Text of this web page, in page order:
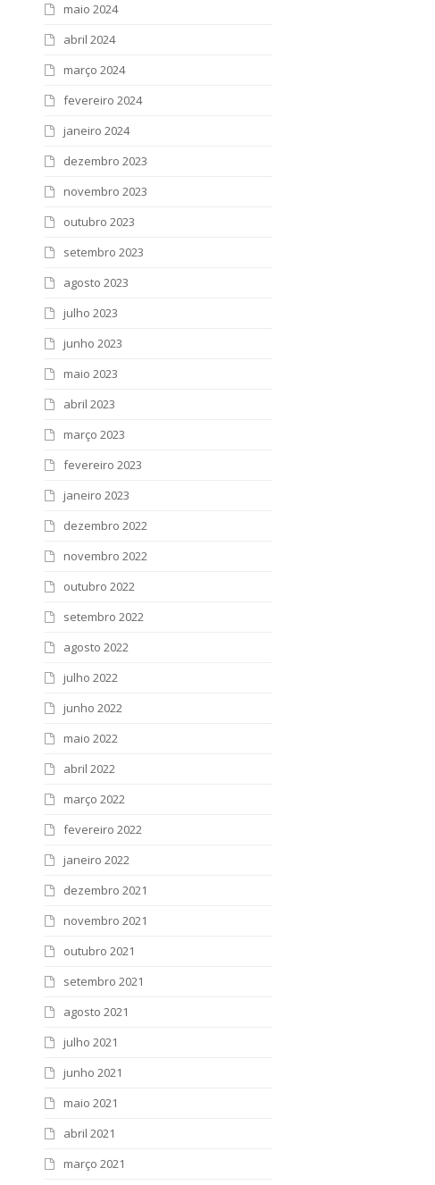
maio 2024
abril 2024
março 2024
fevereiro 2024
janeiro 2024
dezembro 2023
novembro 2023
outubro 2023
setembro 2023
agosto 2023
julho 2023
junho 2023
maio 2023
abril 2023
março 2023
fevereiro 2023
janeiro 2023
dezembro 2022
novembro 2022
outubro 2022
setembro 2022
agosto 2022
julho 2022
junho 2022
maio 2022
abril 2022
março 2022
fevereiro 2022
janeiro 2022
dezembro 2021
novembro 2021
outubro 2021
setembro 2021
agosto 2021
julho 2021
junho 2021
maio 2021
abril 2021
março 2021